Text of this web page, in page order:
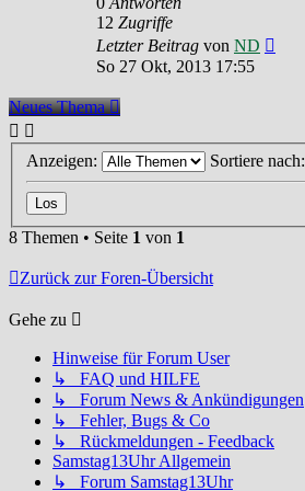
12 Zugriffe
Letzter Beitrag von ND
So 27 Okt, 2013 17:55
Neues Thema
Anzeigen: Sortiere nach:
8 Themen • Seite 1 von 1
Zurück zur Foren-Übersicht
Gehe zu
Hinweise für Forum User
↳ FAQ und HILFE
↳ Forum News & Ankündigungen
↳ Fehler, Bugs & Co
↳ Rückmeldungen - Feedback
Samstag13Uhr Allgemein
↳ Forum Samstag13Uhr